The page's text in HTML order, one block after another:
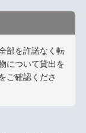
部を許諾なく転
について貸出を
ご確認くださ